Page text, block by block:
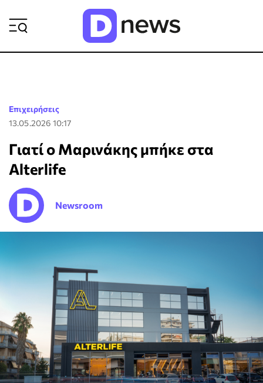
Επιχειρήσεις
13.05.2026 10:17
Γιατί ο Μαρινάκης μπήκε στα
Alterlife
Newsroom